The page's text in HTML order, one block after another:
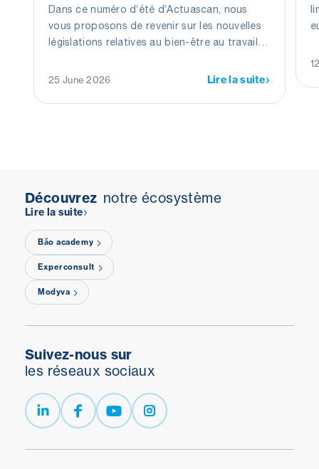
Dans ce numéro d’été d’Actuascan, nous
vous proposons de revenir sur les nouvelles
législations relatives au bien-être au travail
25 June 2026
Lire la suite
Découvrez notre écosystème
Lire la suite
Băo academy
Experconsult
Modyva
Suivez-nous sur
les réseaux sociaux